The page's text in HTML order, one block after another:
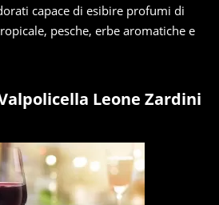
capace di esibire profumi di
pesche, erbe aromatiche e
Leone Zardini